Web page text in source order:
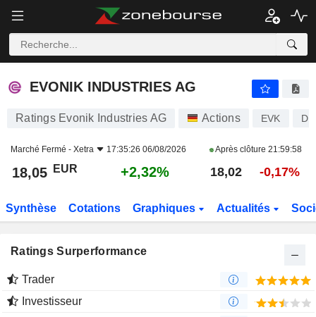
EVONIK INDUSTRIES AG
EVONIK INDUSTRIES AG
Ratings Evonik Industries AG Actions EVK
Marché Fermé - Xetra 17:35:26 06/08/2026 Après clôture 21:59:58
18,05 EUR +2,32% 18,02 -0,17%
Synthèse Cotations Graphiques Actualités
Ratings Surperformance
Trader
Investisseur